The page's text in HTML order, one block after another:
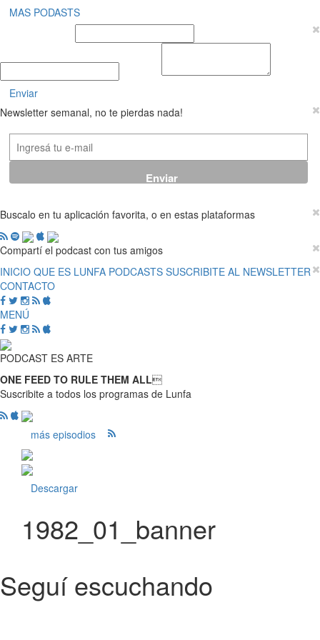
MAS PODASTS
Enviar
Newsletter semanal, no te pierdas nada!
Buscalo en tu aplicación favorita, o en estas plataformas
Compartí el podcast con tus amigos
INICIO QUE ES LUNFA PODCASTS SUSCRIBITE AL NEWSLETTER
CONTACTO
MENÚ
PODCAST ES ARTE
ONE FEED TO RULE THEM ALL
Suscribite a todos los programas de Lunfa
más episodios
Descargar
1982_01_banner
Seguí escuchando